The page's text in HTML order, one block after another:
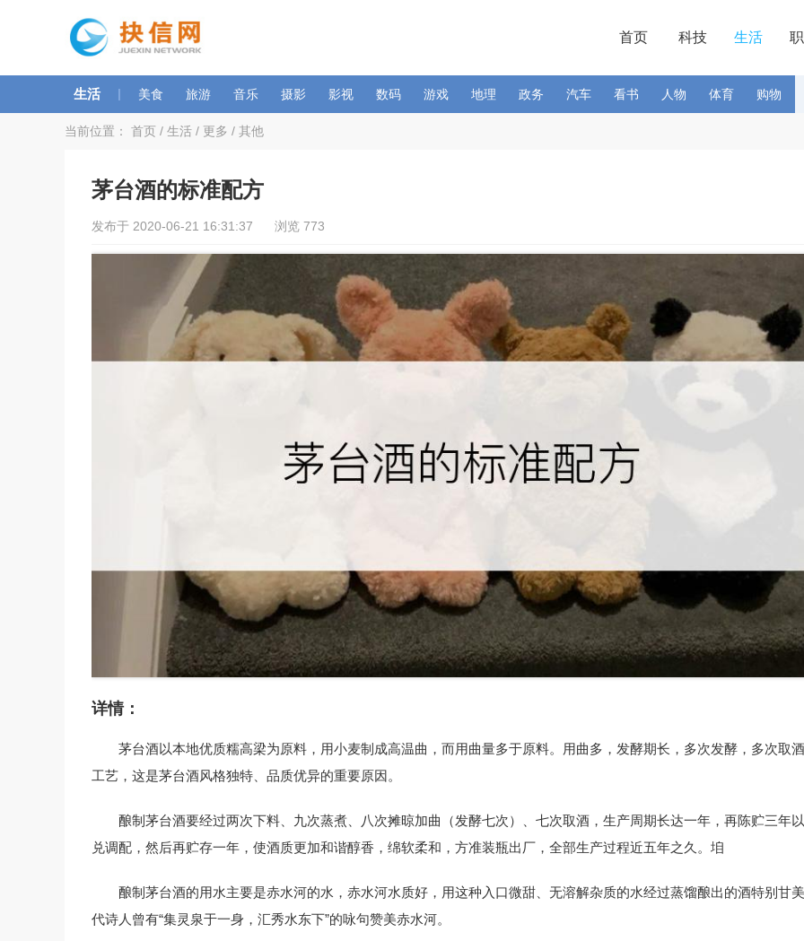
首页 科技 生活
生活 | 美食 旅游 音乐 摄影 影视 数码 游戏 地理 政务 汽车 看书 人物 体育 购物
当前位置： 首页 / 生活 / 更多 / 其他
茅台酒的标准配方
发布于 2020-06-21 16:31:37 浏览 773
详情：
茅台酒以本地优质糯高梁为原料，用小麦制成高温曲，而用曲量多于原料。用曲多，发酵期长，多次发酵，多次取
工艺，这是茅台酒风格独特、品质优异的重要原因。
酿制茅台酒要经过两次下料、九次蒸煮、八次摊晾加曲（发酵七次）、七次取酒，生产周期长达一年，再陈贮三年
兑调配，然后再贮存一年，使酒质更加和谐醇香，绵软柔和，方准装瓶出厂，全部生产过程近五年之久。垍
酿制茅台酒的用水主要是赤水河的水，赤水河水质好，用这种入口微甜、无溶解杂质的水经过蒸馏酿出的酒特别甘
代诗人曾有“集灵泉于一身，汇秀水东下”的咏句赞美赤水河。